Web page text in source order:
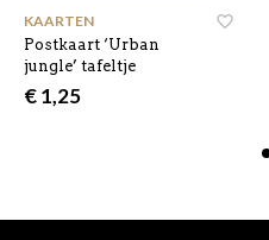
KAARTEN
Postkaart ‘Urban
jungle’ tafeltje
€1,25